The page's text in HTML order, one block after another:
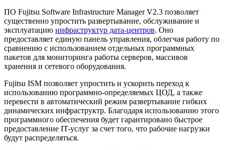
ПО Fujitsu Software Infrastructure Manager V2.3 позволяет
существенно упростить развертывание, обслуживание и
эксплуатацию инфраструктур дата-центров. Оно
предоставляет единую панель управления, облегчая работу по
сравнению с использованием отдельных программных
пакетов для мониторинга работы серверов, массивов
хранения и сетевого оборудования.
Fujitsu ISM позволяет упростить и ускорить переход к
использованию программно-определяемых ЦОД, а также
перевести в автоматический режим развертывание гибких
динамических инфраструктр. Благодаря использованию этого
программного обеспечения будет гарантировано быстрое
предоставление IT-услуг за счет того, что рабочие нагрузки
будут распределяться.